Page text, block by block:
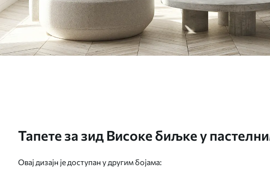
Тапете за зид Високе биљке у
Овај дизајн је доступан у другим бојама: